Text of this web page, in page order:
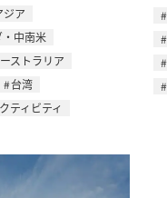
ジア
・中南米
ストラリア
台湾
ティビティ